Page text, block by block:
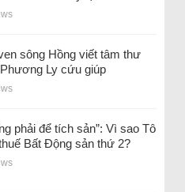
sông Hồng viết tâm thư
Ly cứu giúp
phải để tích sản”: Vì sao Tô
Bất Động sản thứ 2?